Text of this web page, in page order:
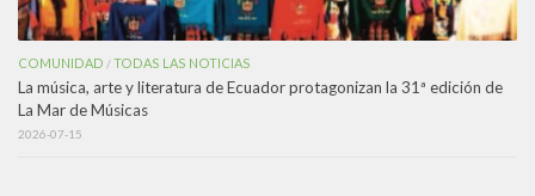
COMUNIDAD /TODAS LAS NOTICIAS
La música, arte y literatura de Ecuador protagonizan la 31ª edición de
La Mar de Músicas
2026-07-15